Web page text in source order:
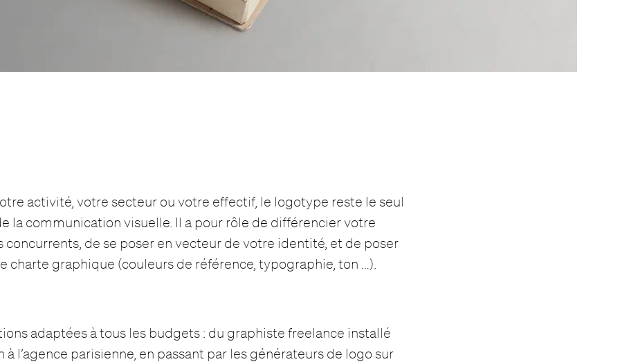
activité, votre secteur ou votre effectif, le logotype reste le seul
la communication visuelle. Il a pour rôle de différencier votre
concurrents, de se poser en vecteur de votre identité, et de poser
charte graphique (couleurs de référence, typographie, ton …).
adaptées à tous les budgets : du graphiste freelance installé
à l’agence parisienne, en passant par les générateurs de logo sur